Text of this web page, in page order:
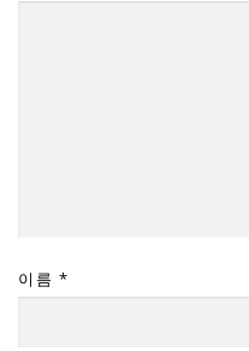
이름 *